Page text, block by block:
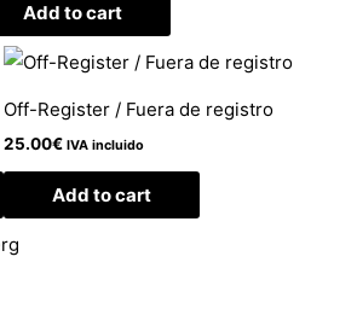
Add to cart
Off-Register / Fuera de registro
25.00€ IVA incluido
Add to cart